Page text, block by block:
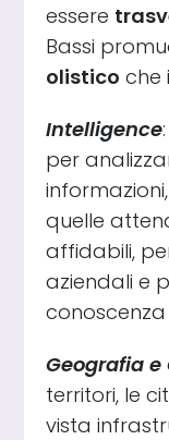
essere
Bassi
olistico che
Intelligence
per
quelle
affidabili,
aziendali e
Geografia
territori, le
vista